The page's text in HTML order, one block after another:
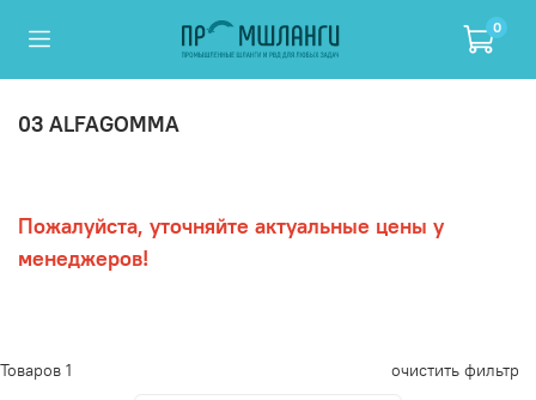
0
03 ALFAGOMMA
Пожалуйста, уточняйте актуальные цены у
менеджеров!
Товаров 1 очистить фильтр